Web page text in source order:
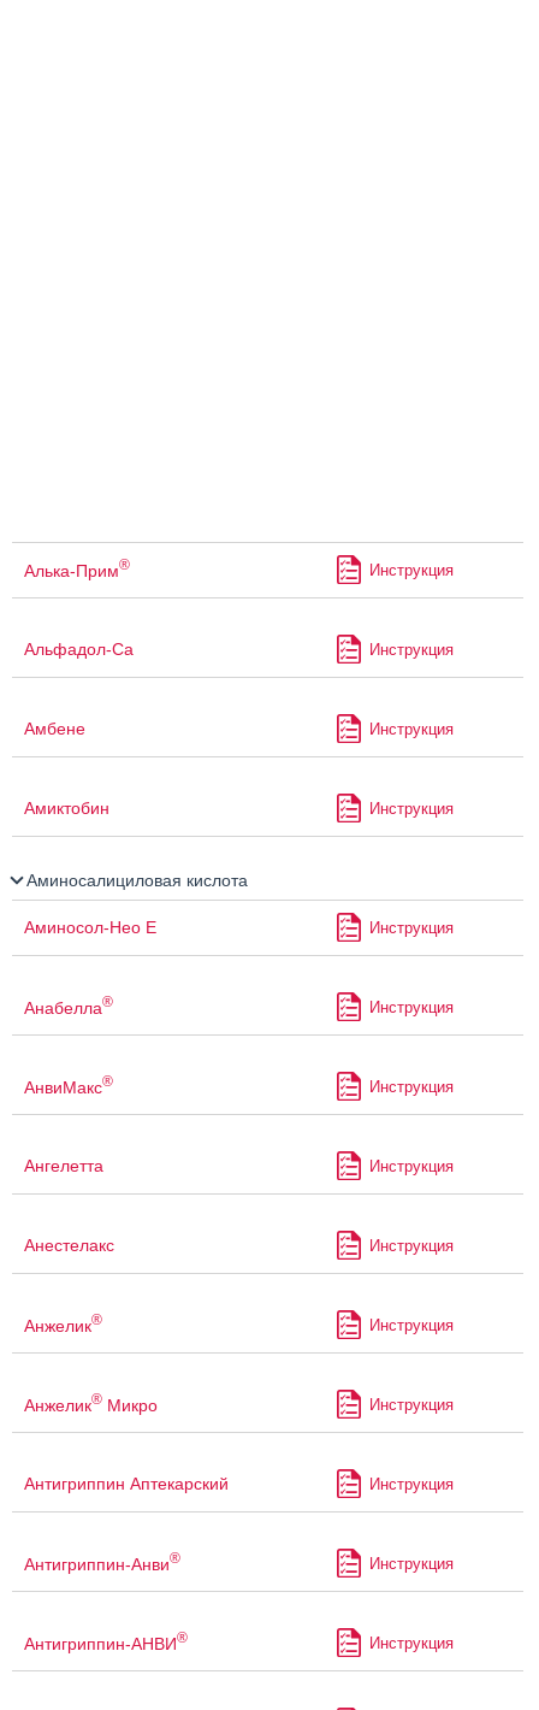
Алька-Прим® Инструкция
Альфадол-Са Инструкция
Амбене Инструкция
Амиктобин Инструкция
Аминосалициловая кислота
Аминосол-Нео Е Инструкция
Анабелла® Инструкция
АнвиМакс® Инструкция
Ангелетта Инструкция
Анестелакс Инструкция
Анжелик® Инструкция
Анжелик® Микро Инструкция
Антигриппин Аптекарский Инструкция
Антигриппин-Анви® Инструкция
Антигриппин-АНВИ® Инструкция